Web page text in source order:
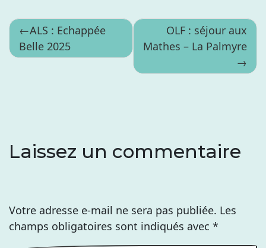
Navigation
de
ALS : Echappée
Belle 2025
OLF : séjour aux
Mathes – La Palmyre
Laissez un commentaire
Votre adresse e-mail ne sera pas publiée. Les
champs obligatoires sont indiqués avec *